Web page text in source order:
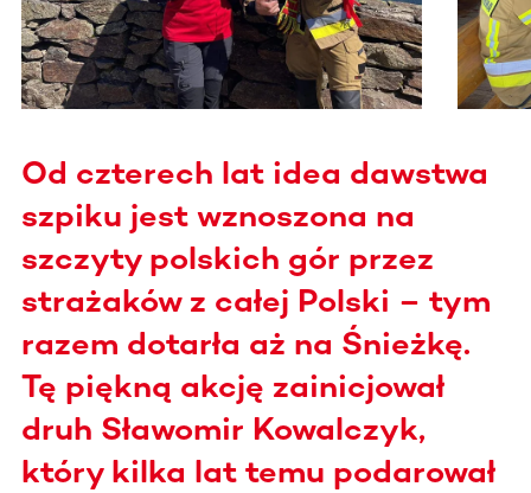
Od czterech lat idea dawstwa
szpiku jest wznoszona na
szczyty polskich gór przez
strażaków z całej Polski – tym
razem dotarła aż na Śnieżkę.
Tę piękną akcję zainicjował
druh Sławomir Kowalczyk,
który kilka lat temu podarował